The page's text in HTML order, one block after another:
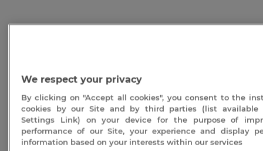
Informations complémentaires :
Une fois votre prestation choisie et achetée, vous
allez recevoir votre bon cadeau par voie postale. Afin
de profiter des soins en cabine au Spa Séquoia
Redwood vous devez impérativement contacter
We respect your privacy
By clicking on "Accept all cookies", you consent to the
cookies by our Site and by third parties (list available
Settings Link) on your device for the purpose of
performance of our Site, your experience and display
information based on your interests within our services